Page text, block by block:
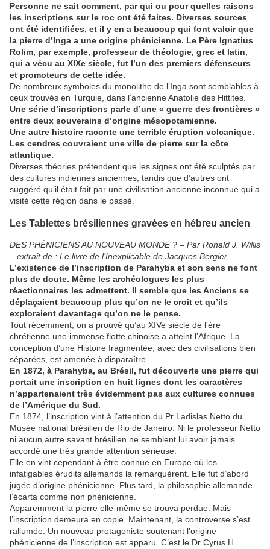
Personne ne sait comment, par qui ou pour quelles raisons
les inscriptions sur le roc ont été faites. Diverses sources
ont été identifiées, et il y en a beaucoup qui font valoir que
la pierre d’Inga a une origine phénicienne. Le Père Ignatius
Rolim, par exemple, professeur de théologie, grec et latin,
qui a vécu au XIXe siècle, fut l’un des premiers défenseurs
et promoteurs de cette idée.
De nombreux symboles du monolithe de l’Inga sont semblables à
ceux trouvés en Turquie, dans l’ancienne Anatolie des Hittites.
Une série d’inscriptions parle d’une « guerre des frontières »
entre deux souverains d’origine mésopotamienne.
Une autre histoire raconte une terrible éruption volcanique.
Les cendres couvraient une ville de pierre sur la côte
atlantique.
Diverses théories prétendent que les signes ont été sculptés par
des cultures indiennes anciennes, tandis que d’autres ont
suggéré qu’il était fait par une civilisation ancienne inconnue qui a
visité cette région dans le passé.
Les Tablettes brésiliennes gravées en hébreu ancien
DES PHÉNICIENS AU NOUVEAU MONDE ? – Par Ronald J. Willis
– extrait de : Le livre de l’Inexplicable de Jacques Bergier
L’existence de l’inscription de Parahyba et son sens ne font
plus de doute. Même les archéologues les plus
réactionnaires les admettent. Il semble que les Anciens se
déplaçaient beaucoup plus qu’on ne le croit et qu’ils
exploraient davantage qu’on ne le pense.
Tout récemment, on a prouvé qu’au XIVe siècle de l’ère
chrétienne une immense flotte chinoise a atteint l’Afrique. La
conception d’une Histoire fragmentée, avec des civilisations bien
séparées, est amenée à disparaître.
En 1872, à Parahyba, au Brésil, fut découverte une pierre qui
portait une inscription en huit lignes dont les caractères
n’appartenaient très évidemment pas aux cultures connues
de l’Amérique du Sud.
En 1874, l’inscription vint à l’attention du Pr Ladislas Netto du
Musée national brésilien de Rio de Janeiro. Ni le professeur Netto
ni aucun autre savant brésilien ne semblent lui avoir jamais
accordé une très grande attention sérieuse.
Elle en vint cependant à être connue en Europe où les
infatigables érudits allemands la remarquèrent. Elle fut d’abord
jugée d’origine phénicienne. Plus tard, la philosophie allemande
l’écarta comme non phénicienne.
Apparemment la pierre elle-même se trouva perdue. Mais
l’inscription demeura en copie. Maintenant, la controverse s’est
rallumée. Un nouveau protagoniste soutenant l’origine
phénicienne de l’inscription est apparu. C’est le Dr Cyrus H.